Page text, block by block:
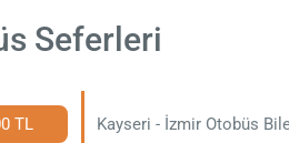
Seferleri
TL Kayseri - İzmir Otobüs